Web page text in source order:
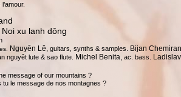
xu lanh dông
Nguyên Lê, guitars, synths & samples. Bijan
nguyêt lute & sao flute. Michel Benita, ac. bass.
message of our mountains ?
le message de nos montagnes ?